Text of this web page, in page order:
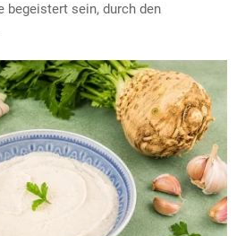
begeistert sein, durch den